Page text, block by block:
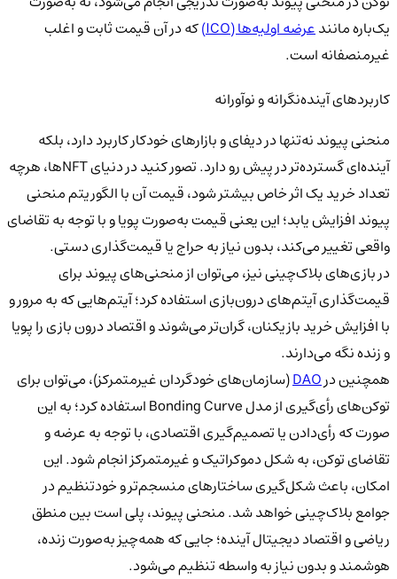
یک‌باره مانندعرضه اولیه‌ها (ICO)
که در آن قیمت ثابت و اغلب
غیرمنصفانه است.
کاربردهای آینده‌نگرانه و نوآورانه
منحنی پیوند نه‌تنها در دیفای و بازارهای خودکار کاربرد دارد، بلکه
آینده‌ای گسترده‌تر در پیش رو دارد. تصور کنید در دنیای NFTها، هرچه
تعداد خرید یک اثر خاص بیشتر شود، قیمت آن با الگوریتم منحنی
پیوند افزایش یابد؛ این یعنی قیمت به‌صورت پویا و با توجه به تقاضای
واقعی تغییر می‌کند، بدون نیاز به حراج یا قیمت‌گذاری دستی.
در بازی‌های بلاک‌چینی نیز، می‌توان از منحنی‌های پیوند برای
قیمت‌گذاری آیتم‌های درون‌بازی استفاده کرد؛ آیتم‌هایی که به مرور و
با افزایش خرید بازیکنان، گران‌تر می‌شوند و اقتصاد درون بازی را پویا
و زنده نگه می‌دارند.
همچنین درDAO(سازمان‌های خودگردان غیرمتمرکز)، می‌توان برای
توکن‌های رأی‌گیری از مدل Bonding Curve استفاده کرد؛ به این
صورت که رأی‌دادن یا تصمیم‌گیری اقتصادی، با توجه به عرضه و
تقاضای توکن، به شکل دموکراتیک و غیرمتمرکز انجام شود. این
امکان، باعث شکل‌گیری ساختارهای منسجم‌تر و خودتنظیم در
جوامع بلاک‌چینی خواهد شد.منحنی پیوند، پلی است بین منطق
ریاضی و اقتصاد دیجیتال آینده؛ جایی که همه‌چیز به‌صورت زنده،
هوشمند و بدون نیاز به واسطه تنظیم می‌شود.